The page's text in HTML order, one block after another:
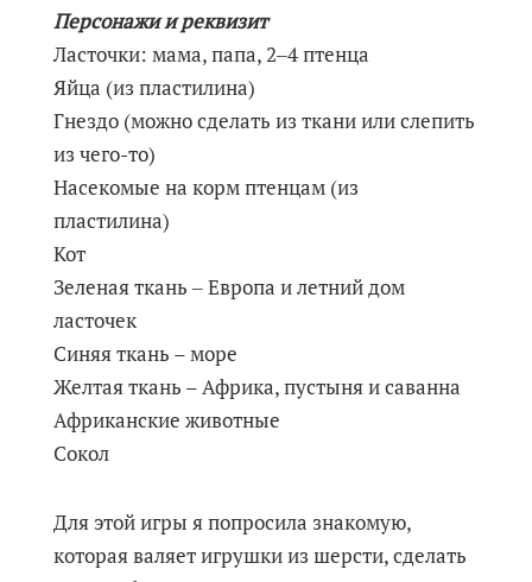
Персонажи и реквизит
Ласточки: мама, папа, 2‒4 птенца
Яйца (из пластилина)
Гнездо (можно сделать из ткани или слепить
из чего-то)
Насекомые на корм птенцам (из
пластилина)
Кот
Зеленая ткань ‒ Европа и летний дом
ласточек
Синяя ткань – море
Желтая ткань – Африка, пустыня и саванна
Африканские животные
Сокол
Для этой игры я попросила знакомую,
которая валяет игрушки из шерсти, сделать